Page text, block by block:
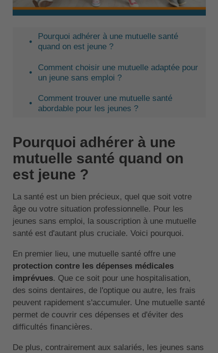
Pourquoi adhérer à une mutuelle santé
quand on est jeune ?
Comment choisir une mutuelle adaptée pour
un jeune sans emploi ?
Comment trouver une mutuelle santé
abordable pour les jeunes ?
Pourquoi adhérer à une
mutuelle santé quand on
est jeune ?
La santé est un bien précieux, quel que soit votre
âge ou votre situation professionnelle. Pour les
jeunes sans emploi, la souscription à une mutuelle
santé est d'autant plus cruciale. Voici pourquoi.
En premier lieu, une mutuelle santé offre une
protection contre les dépenses médicales
imprévues. Que ce soit pour une hospitalisation,
des soins dentaires, de l'optique ou autre, les frais
peuvent rapidement s'accumuler. Une mutuelle santé
permet de couvrir ces dépenses et d'éviter des
difficultés financières.
De plus, contrairement aux salariés, les jeunes sans